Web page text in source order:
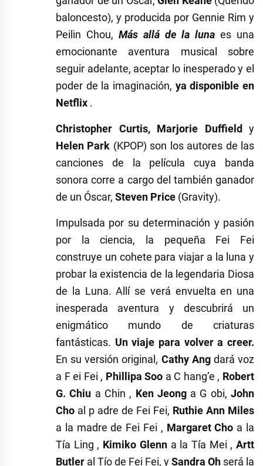
baloncesto), y producida por Gennie Rim y
Peilin Chou, Más allá de la luna es una
emocionante aventura musical sobre
seguir adelante, aceptar lo inesperado y el
poder de la imaginación, ya disponible en
Netflix .
Christopher Curtis, Marjorie Duffield y
Helen Park (KPOP) son los autores de las
canciones de la película cuya banda
sonora corre a cargo del también ganador
de un Óscar, Steven Price (Gravity).
Impulsada por su determinación y pasión
por la ciencia, la pequeña Fei Fei
construye un cohete para viajar a la luna y
probar la existencia de la legendaria Diosa
de la Luna. Allí se verá envuelta en una
inesperada aventura y descubrirá un
enigmático mundo de criaturas
fantásticas. Un viaje para volver a creer.
En su versión original, Cathy Ang dará voz
a F ei Fei , Phillipa Soo a C hang’e , Robert
G. Chiu a Chin , Ken Jeong a G obi,John
Cho al p adre de Fei Fei, Ruthie Ann Miles
a la madre de Fei Fei , Margaret Cho a la
Tía Ling , Kimiko Glenn a la Tía Mei ,Artt
Butler al Tío de Fei Fei, ySandra Oh será la